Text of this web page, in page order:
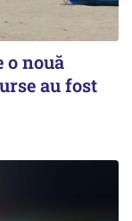
o nouă
au fost